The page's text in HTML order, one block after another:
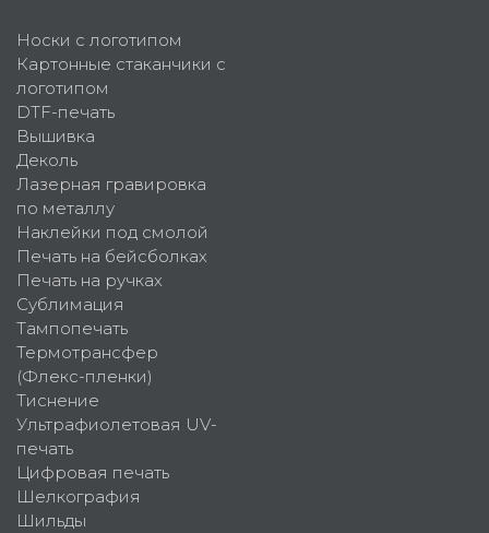
Носки с логотипом
Картонные стаканчики с
логотипом
DTF-печать
Вышивка
Деколь
Лазерная гравировка
по металлу
Наклейки под смолой
Печать на бейсболках
Печать на ручках
Сублимация
Тампопечать
Термотрансфер
(Флекс-пленки)
Тиснение
Ультрафиолетовая UV-
печать
Цифровая печать
Шелкография
Шильды